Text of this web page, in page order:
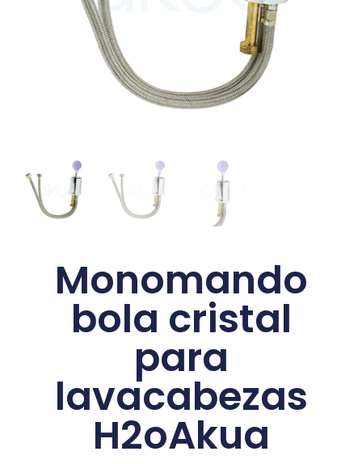
Monomando
bola cristal
para
lavacabezas
H2oAkua